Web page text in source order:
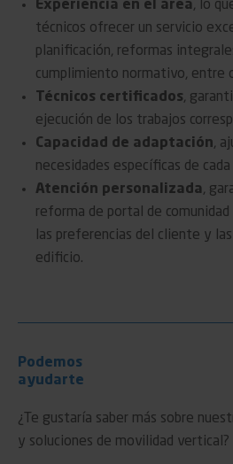
Experiencia en el área, lo
técnicos ofrecer un servicio
planificación, reformas
cumplimiento normativo, entre
Técnicos certificados,
ejecución de los trabajos
Capacidad de adaptación,
necesidades específicas de
Atención personalizada,
reforma de portal de comunidad
las preferencias del cliente y
edificio.
Podemos
ayudarte
¿Te gustaría saber más sobre
y soluciones de movilidad vertical?